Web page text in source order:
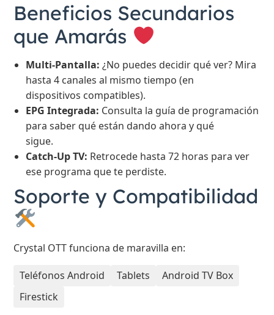
Beneficios Secundarios
que Amarás
Multi-Pantalla: ¿No puedes decidir qué ver? Mira
hasta 4 canales al mismo tiempo (en
dispositivos compatibles).
EPG Integrada: Consulta la guía de programación
para saber qué están dando ahora y qué
sigue.
Catch-Up TV: Retrocede hasta 72 horas para ver
ese programa que te perdiste.
Soporte y Compatibilidad
Crystal OTT funciona de maravilla en:
Teléfonos Android Tablets
Android TV Box
Firestick